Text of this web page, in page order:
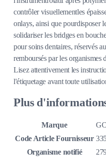
contrôler visuellementles
onlays, ainsi que pourdisposer
solidariser les bridges en
pour soins dentaires, réservés
remboursés par les organismes
Lisez attentivement les
l'étiquetage avant toute
Plus
Marque
GC
Code Article Fournisseur
Organisme notifié